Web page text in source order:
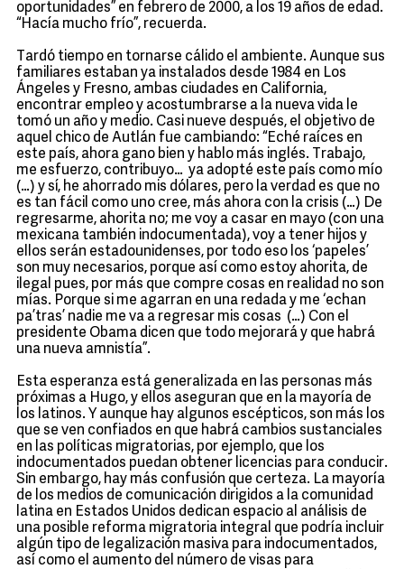
oportunidades” en febrero de 2000, a los 19 años de edad.
“Hacía mucho frío”, recuerda.
Tardó tiempo en tornarse cálido el ambiente. Aunque sus
familiares estaban ya instalados desde 1984 en Los
Ángeles y Fresno, ambas ciudades en California,
encontrar empleo y acostumbrarse a la nueva vida le
tomó un año y medio. Casi nueve después, el objetivo de
aquel chico de Autlán fue cambiando: “Eché raíces en
este país, ahora gano bien y hablo más inglés. Trabajo,
me esfuerzo, contribuyo… ya adopté este país como mío
(…) y sí, he ahorrado mis dólares, pero la verdad es que no
es tan fácil como uno cree, más ahora con la crisis (…) De
regresarme, ahorita no; me voy a casar en mayo (con una
mexicana también indocumentada), voy a tener hijos y
ellos serán estadounidenses, por todo eso los ‘papeles’
son muy necesarios, porque así como estoy ahorita, de
ilegal pues, por más que compre cosas en realidad no son
mías. Porque si me agarran en una redada y me ‘echan
pa’tras’ nadie me va a regresar mis cosas (…) Con el
presidente Obama dicen que todo mejorará y que habrá
una nueva amnistía”.
Esta esperanza está generalizada en las personas más
próximas a Hugo, y ellos aseguran que en la mayoría de
los latinos. Y aunque hay algunos escépticos, son más los
que se ven confiados en que habrá cambios sustanciales
en las políticas migratorias, por ejemplo, que los
indocumentados puedan obtener licencias para conducir.
Sin embargo, hay más confusión que certeza. La mayoría
de los medios de comunicación dirigidos a la comunidad
latina en Estados Unidos dedican espacio al análisis de
una posible reforma migratoria integral que podría incluir
algún tipo de legalización masiva para indocumentados,
así como el aumento del número de visas para